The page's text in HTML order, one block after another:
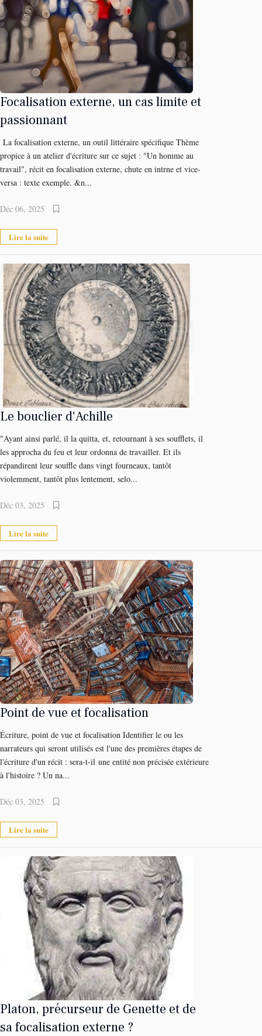
Focalisation externe, un cas limite et
passionnant
La focalisation externe, un outil littéraire spécifique Thème
propice à un atelier d'écriture sur ce sujet : "Un homme au
travail", récit en focalisation externe, chute en intrne et vice-
versa : texte exemple. &n...
Déc 06, 2025
Lire la suite
Le bouclier d'Achille
"Ayant ainsi parlé, il la quitta, et, retournant à ses soufflets, il
les approcha du feu et leur ordonna de travailler. Et ils
répandirent leur souffle dans vingt fourneaux, tantôt
violemment, tantôt plus lentement, selo...
Déc 03, 2025
Lire la suite
Point de vue et focalisation
Écriture, point de vue et focalisation Identifier le ou les
narrateurs qui seront utilisés est l'une des premières étapes de
l'écriture d'un récit : sera-t-il une entité non précisée extérieure
à l'histoire ? Un na...
Déc 03, 2025
Lire la suite
Platon, précurseur de Genette et de
sa focalisation externe ?